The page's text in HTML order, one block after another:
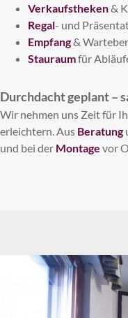
Verkaufstheken&
Regal- und
Empfang&
Stauraumfür
Durchdacht geplant –
Wir nehmen uns Zeit für
erleichtern. Aus Beratung
und bei der Montage vor